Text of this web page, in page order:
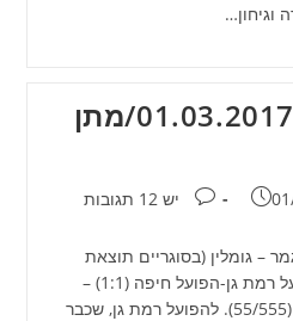
וגיחון…
אירועי דיומא – 01.03.2017/מתן
תגובות:
יש 12 תגובות
– גומלין (בסוגריים תוצאת
המשחק הראשון) 19:00 הפועל רמת גן-הפועל חיפה (1:1) –
שידור בערוץ ספורט הספורט (55/555). להפועל רמת גן, שכבר